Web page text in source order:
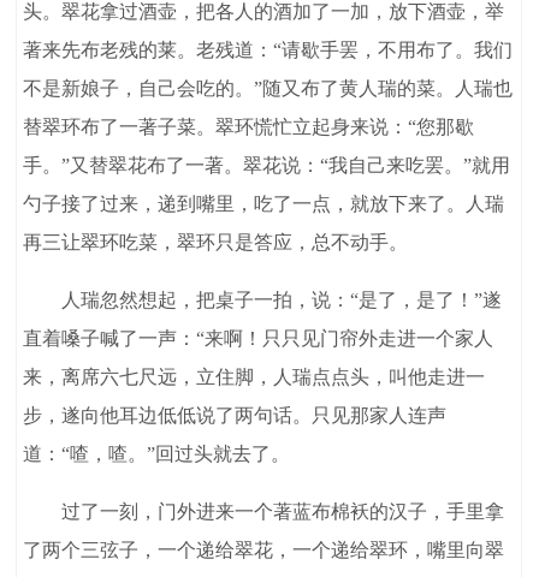
头。翠花拿过酒壶，把各人的酒加了一加，放下酒壶，举
著来先布老残的莱。老残道：“请歇手罢，不用布了。我们
不是新娘子，自己会吃的。”随又布了黄人瑞的菜。人瑞也
替翠环布了一著子菜。翠环慌忙立起身来说：“您那歇
手。”又替翠花布了一著。翠花说：“我自己来吃罢。”就用
勺子接了过来，递到嘴里，吃了一点，就放下来了。人瑞
再三让翠环吃菜，翠环只是答应，总不动手。
人瑞忽然想起，把桌子一拍，说：“是了，是了！”遂
直着嗓子喊了一声：“来啊！只只见门帘外走进一个家人
来，离席六七尺远，立住脚，人瑞点点头，叫他走进一
步，遂向他耳边低低说了两句话。只见那家人连声
道：“喳，喳。”回过头就去了。
过了一刻，门外进来一个著蓝布棉袄的汉子，手里拿
了两个三弦子，一个递给翠花，一个递给翠环，嘴里向翠